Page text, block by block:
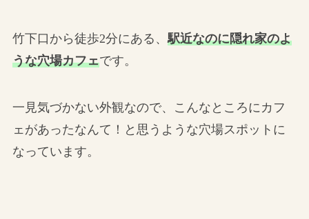
竹下口から徒歩2分にある、駅近なのに隠れ家のよ
うな穴場カフェです。
一見気づかない外観なので、こんなところにカフ
ェがあったなんて！と思うような穴場スポットに
なっています。